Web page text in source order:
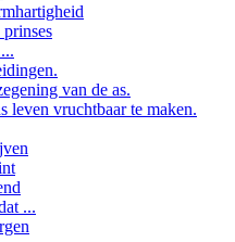
van de as.
leven vruchtbaar te maken.
...